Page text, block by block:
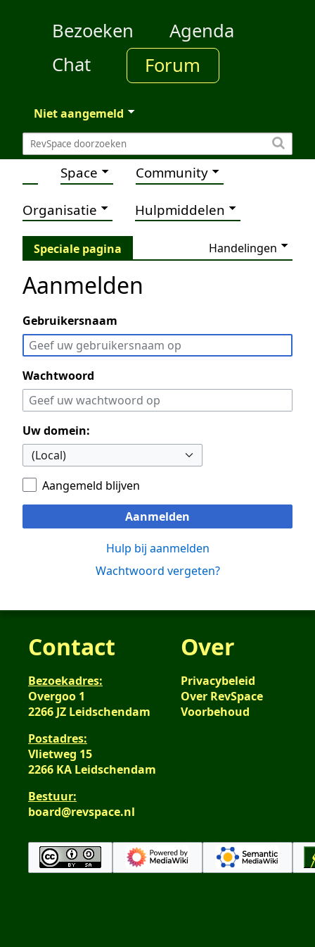
Bezoeken
Agenda
Chat
Forum
Niet aangemeld
Space Community
Organisatie Hulpmiddelen
Speciale pagina Handelingen
Aanmelden
Gebruikersnaam
Wachtwoord
Uw domein:
Aangemeld blijven
Aanmelden
Hulp bij aanmelden
Wachtwoord vergeten?
Contact
Bezoekadres:
Overgoo 1
2266 JZ Leidschendam
Postadres:
Vlietweg 15
2266 KA Leidschendam
Bestuur:
board@revspace.nl
Over
Privacybeleid
Over RevSpace
Voorbehoud